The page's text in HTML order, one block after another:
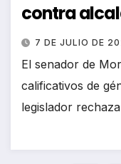
contra
7 DE JULIO DE
El senador de
calificativos de
legislador